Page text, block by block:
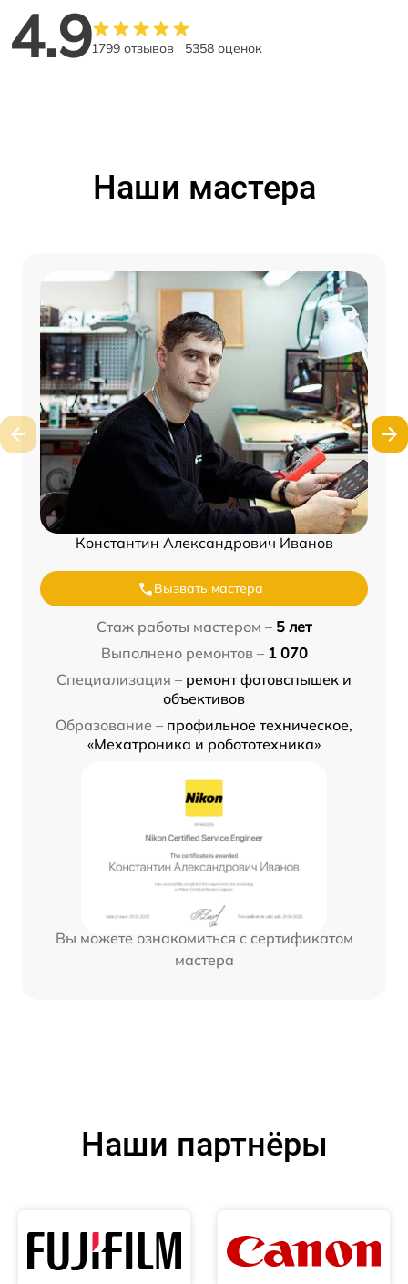
4.91799 отзывов 5358 оценок
Наши мастера
Константин Александрович Иванов
Вызвать мастера
Стаж работы мастером – 5 лет
Выполнено ремонтов – 1 070
Специализация – ремонт фотовспышек и
объективов
Образование – профильное техническое,
«Мехатроника и робототехника»
Вы можете ознакомиться с сертификатом
мастера
Наши партнёры